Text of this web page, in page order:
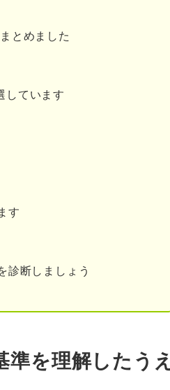
もらう際の注意点
ってしまう可能性がある
添削のポイント
る
高い内容にブラッシュアップ
とめました
しています
す
診断しましょう
準を理解したうえ